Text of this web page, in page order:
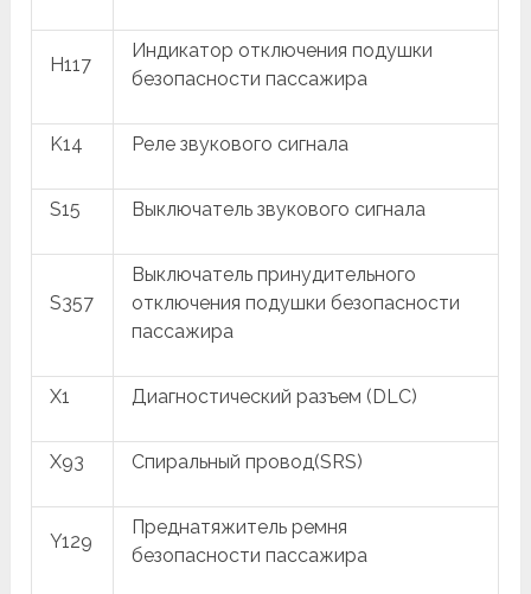
H117
Индикатор отключения подушки
безопасности пассажира
K14 Реле звукового сигнала
S15 Выключатель звукового сигнала
S357
Выключатель принудительного
отключения подушки безопасности
пассажира
X1 Диагностический разъем (DLC)
X93 Спиральный провод(SRS)
Y129
Преднатяжитель ремня
безопасности пассажира